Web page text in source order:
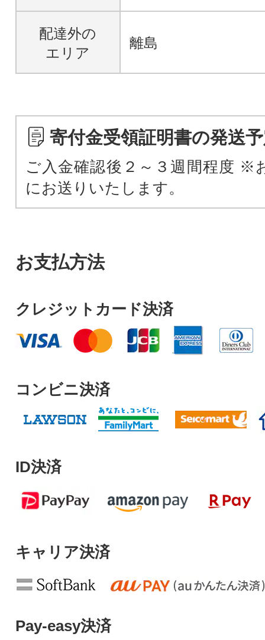
配達外の
エリア
離島
寄付金受領証明書の発送
ご入金確認後２～３週間程度 ※
にお送りいたします。
お支払方法
クレジットカード決済
コンビニ決済
ID決済
キャリア決済
Pay-easy決済